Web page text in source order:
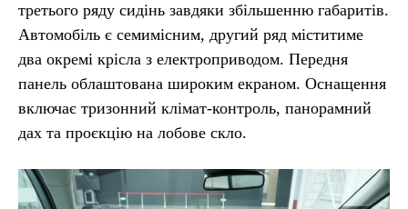
третього ряду сидінь завдяки збільшенню габаритів.
Автомобіль є семимісним, другий ряд міститиме
два окремі крісла з електроприводом. Передня
панель облаштована широким екраном. Оснащення
включає тризонний клімат-контроль, панорамний
дах та проєкцію на лобове скло.